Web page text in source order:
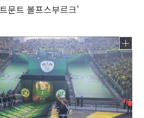
문트 볼프스부르크'